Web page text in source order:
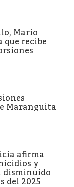
Mario
que recibe
Maranguita
afirma
y
disminuido
del 2025